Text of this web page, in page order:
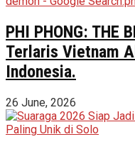
PHI PHONG: THE
Terlaris Vietnam
Indonesia.
26 June, 2026